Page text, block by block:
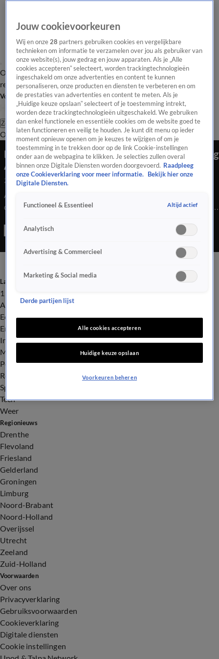
Overzicht Laatste nieuws Regionieuws Het beste van Hart
Tip de
redactie
Volg Hart van Nederland
Zoeken
OverzichtRegioUitzendingenWeerTip de redactiePanelVideo's
Plofkraak Amerongen richt ravage aan bij woning
Ab van het Veen
25 juli 2020, 04:56
Ab van het Veen woont naast de geldautomaat in Amerongen
die donderdagochtend werd getroffen door een plofkraak. Hij
explosies. Als hij poolshoogte gaat nemen, blijkt zijn woning te
Laatste nieuws
112
Advies & Tips
Economie
Entertainment
Infrastructuur
Milieu en Gezondheid
Politiek
Royalty
Sport
Tech
Weer
Regionieuws
Drenthe
Flevoland
Friesland
Gelderland
Groningen
Limburg
Noord-Brabant
Noord-Holland
Overijssel
Utrecht
Zeeland
Zuid-Holland
Voorwaarden
Over ons
Privacyverklaring
Gebruiksvoorwaarden
Cookieverklaring
Digitale diensten
Cookie instellingen
Jouw cookievoorkeuren
Wij en onze28 partners gebruiken cookies en vergelijkbare
technieken om informatie te verzamelen over jou als gebruiker van
onze website(s), jouw gedrag en jouw apparaten. Als je „Alle
cookies accepteren” selecteert, worden trackingtechnologieën
ingeschakeld om onze advertenties en content te kunnen
personaliseren, onze producten en diensten te verbeteren en om
de prestaties van advertenties en content te meten. Als je
„Huidige keuze opslaan” selecteert of je toestemming intrekt,
worden deze trackingtechnologieën uitgeschakeld. We gebruiken
dan enkel functionele en essentiële cookies om de website goed te
laten functioneren en veilig te houden. Je kunt dit menu op ieder
moment opnieuw openen om je keuzes te wijzigen of om je
toestemming in te trekken door op de link Cookie-instellingen
onder aan de webpagina te klikken. Je selecties zullen overal
binnen onze Digitale Diensten worden doorgevoerd. Raadpleeg
onze Cookieverklaring voor meer informatie.
Bekijk hier onze
Digitale Diensten.
Functioneel & Essentieel Altijd actief
Analytisch
Advertising & Commercieel
Marketing & Social media
Derde partijen lijst
Alle cookies accepteren
Huidige keuze opslaan
Voorkeuren beheren